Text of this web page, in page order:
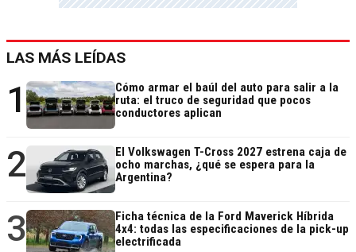
LAS MÁS LEÍDAS
1
Cómo armar el baúl del auto para salir a la
ruta: el truco de seguridad que pocos
conductores aplican
2
El Volkswagen T-Cross 2027 estrena caja de
ocho marchas, ¿qué se espera para la
Argentina?
3
Ficha técnica de la Ford Maverick Híbrida
4x4: todas las especificaciones de la pick-up
electrificada